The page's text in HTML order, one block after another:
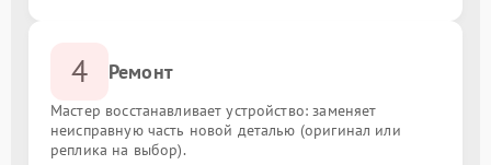
4 Ремонт
Мастер восстанавливает устройство: заменяет
неисправную часть новой деталью (оригинал или
реплика на выбор).